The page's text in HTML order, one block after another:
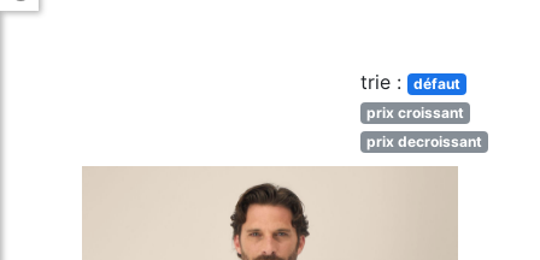
trie : défaut
prix croissant
prix decroissant